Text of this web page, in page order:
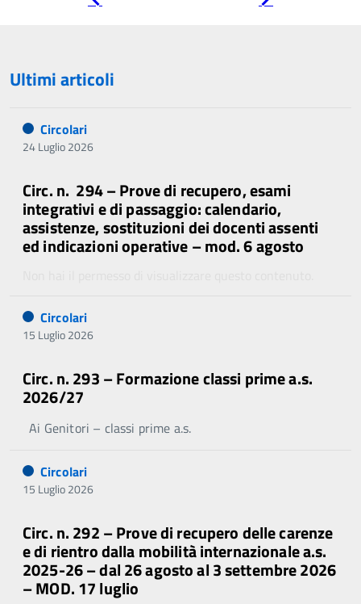
Ultimi articoli
Circolari
24 Luglio 2026
Circ. n. 294 – Prove di recupero, esami
integrativi e di passaggio: calendario,
assistenze, sostituzioni dei docenti assenti
ed indicazioni operative – mod. 6 agosto
Circolari
15 Luglio 2026
Circ. n. 293 – Formazione classi prime a.s.
2026/27
Ai Genitori – classi prime a.s.
Circolari
15 Luglio 2026
Circ. n. 292 – Prove di recupero delle carenze
e di rientro dalla mobilità internazionale a.s.
2025-26 – dal 26 agosto al 3 settembre 2026
– MOD. 17 luglio